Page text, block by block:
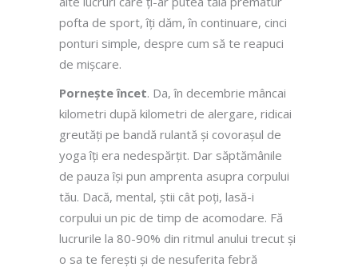
pofta de sport, îți dăm, în continuare, cinci
ponturi simple, despre cum să te reapuci
de mișcare.
Pornește încet. Da, în decembrie mâncai
kilometri după kilometri de alergare, ridicai
greutăți pe bandă rulantă și covorașul de
yoga îți era nedespărțit. Dar săptămânile
de pauza își pun amprenta asupra corpului
tău. Dacă, mental, știi cât poți, lasă-i
corpului un pic de timp de acomodare. Fă
lucrurile la 80-90% din ritmul anului trecut și
o sa te ferești și de nesuferita febră